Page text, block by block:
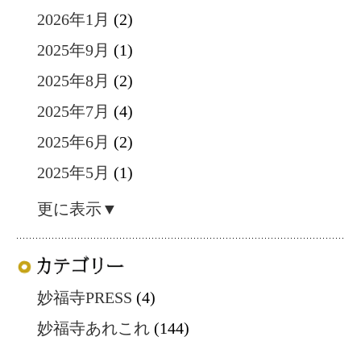
2026年1月 (2)
2025年9月 (1)
2025年8月 (2)
2025年7月 (4)
2025年6月 (2)
2025年5月 (1)
更に表示▼
妙福寺PRESS (4)
妙福寺あれこれ (144)